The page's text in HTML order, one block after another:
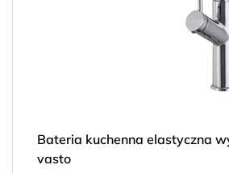
Bateria kuchenna elastyczna
vasto